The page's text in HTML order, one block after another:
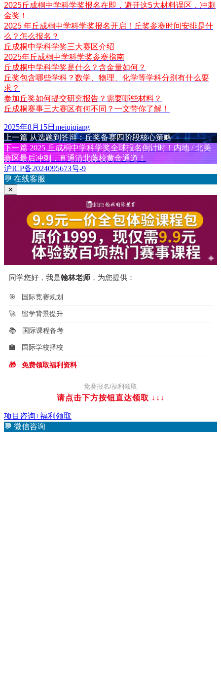
2025丘成桐中学科学奖报名在即，避开这5大材料误区，冲刺
金奖！
2025 年丘成桐中学科学奖报名开启！丘奖参赛时间安排是什
么？怎么报名？
丘成桐中学科学奖三大赛区介绍
2025年丘成桐中学科学奖参赛指南
丘成桐中学科学奖是什么？含金量如何？
丘奖包含哪些学科？数学、物理、化学等学科分别有什么要
求？
参加丘奖如何提交研究报告？需要哪些材料？
丘成桐赛事三大赛区有何不同？一文带你了解！
发
布
于
2025年8月15日 作
者
meiqiqiang
文
章
导
航
上一篇 上
篇
文
章：
从选题到答辩：丘奖备赛四阶段核心策略
下一篇下
篇
文
章：
2025 丘成桐中学科学奖全球报名倒计时！内地 / 北美
赛区最后冲刺，直通清北藤校黄金通道！
沪ICP备2024095673号-9
💬 在线客服
✕
同学您好，我是翰林老师 ，为您提供：
🎯 国际竞赛规划
🚀 留学背景提升
📚 国际课程备考
🏫 国际学校择校
🎁 免费领取福利资料
竞赛报名/福利领取
请点击下方按钮直达领取 ↓↓↓
项目咨询+福利领取
💬 微信咨询